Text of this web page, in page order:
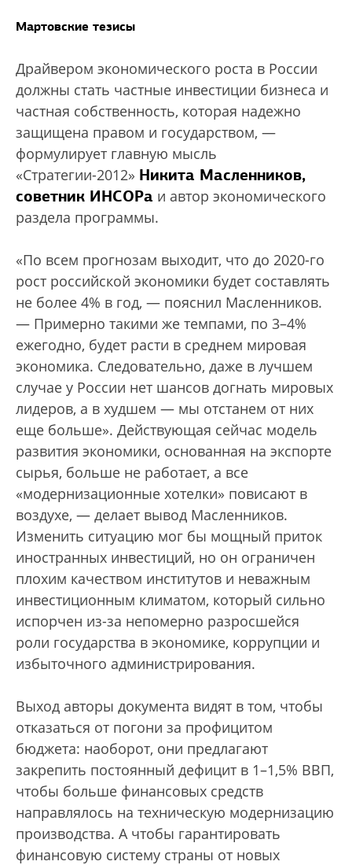
Мартовские тезисы
Драйвером экономического роста в России
должны стать частные инвестиции бизнеса и
частная собственность, которая надежно
защищена правом и государством, —
формулирует главную мысль
«Стратегии-2012» Никита Масленников,
советник ИНСОРа и автор экономического
раздела программы.
«По всем прогнозам выходит, что до 2020-го
рост российской экономики будет составлять
не более 4% в год, — пояснил Масленников.
— Примерно такими же темпами, по 3–4%
ежегодно, будет расти в среднем мировая
экономика. Следовательно, даже в лучшем
случае у России нет шансов догнать мировых
лидеров, а в худшем — мы отстанем от них
еще больше». Действующая сейчас модель
развития экономики, основанная на экспорте
сырья, больше не работает, а все
«модернизационные хотелки» повисают в
воздухе, — делает вывод Масленников.
Изменить ситуацию мог бы мощный приток
иностранных инвестиций, но он ограничен
плохим качеством институтов и неважным
инвестиционным климатом, который сильно
испорчен из-за непомерно разросшейся
роли государства в экономике, коррупции и
избыточного администрирования.
Выход авторы документа видят в том, чтобы
отказаться от погони за профицитом
бюджета: наоборот, они предлагают
закрепить постоянный дефицит в 1–1,5% ВВП,
чтобы больше финансовых средств
направлялось на техническую модернизацию
производства. А чтобы гарантировать
финансовую систему страны от новых